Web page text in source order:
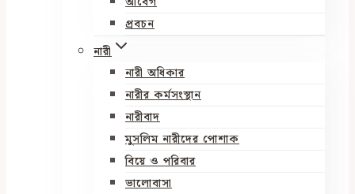
প্রবচন
নারী
নারী অধিকার
নারীর কর্মসংস্থান
নারীবাদ
মুসলিম নারীদের পোশাক
বিয়ে ও পরিবার
ভালোবাসা